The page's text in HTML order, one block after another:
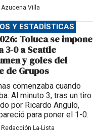
Azucena Villa
Y ESTADÍSTICAS
Toluca se impone
3-0 a Seattle
y goles del
de Grupos
comenzaba cuando
Al minuto 3, tras un tiro
por Ricardo Angulo,
para poner el 1-0.
Redacción La-Lista